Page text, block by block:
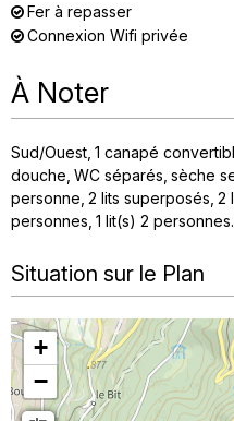
Fer à repasser
Connexion Wifi privée
À Noter
Sud/Ouest 1 canapé
douche WC séparés sèche
personne 2 lits superposés 2
personnes 1 lit(s) 2 personnes
Situation sur le Plan
+
−